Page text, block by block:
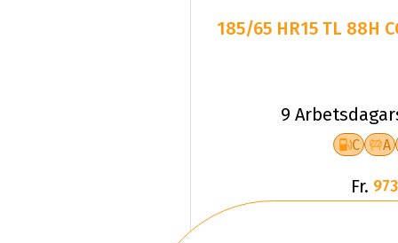
185/65 HR15 TL 88H
9
C A
Fr.